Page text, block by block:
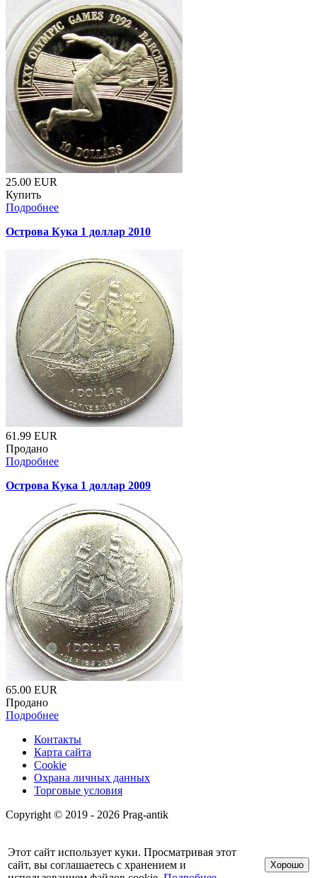
25.00 EUR
Купить
Подробнее
Острова Кука 1 доллар 2010
61.99 EUR
Продано
Подробнее
Острова Кука 1 доллар 2009
65.00 EUR
Продано
Подробнее
Контакты
Карта сайта
Cookie
Охрана личных данных
Торговые условия
Copyright © 2019 - 2026 Prag-antik
Этот сайт использует куки. Просматривая этот
сайт, вы соглашаетесь с хранением и
Хорошо